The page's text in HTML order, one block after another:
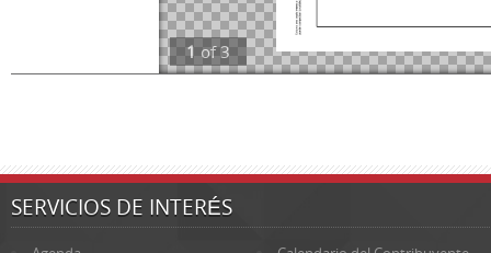
1 of3
SERVICIOS DE INTERÉS